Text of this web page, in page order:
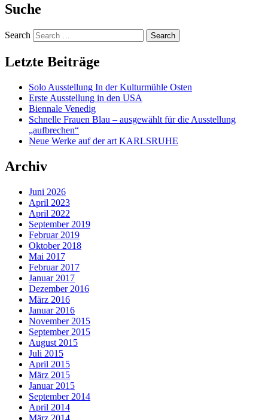
Suche
Search
Letzte Beiträge
Solo Ausstellung In der Kulturmühle Osten
Erste Ausstellung in den USA
Biennale Venedig
Schnelle Frauen Blau – ausgewählt für die Ausstellung
„aufbrechen“
Neue Werke auf der art KARLSRUHE
Archiv
Juni 2026
April 2023
April 2022
September 2019
Februar 2019
Oktober 2018
Mai 2017
Februar 2017
Januar 2017
Dezember 2016
März 2016
Januar 2016
November 2015
September 2015
August 2015
Juli 2015
April 2015
März 2015
Januar 2015
September 2014
April 2014
März 2014